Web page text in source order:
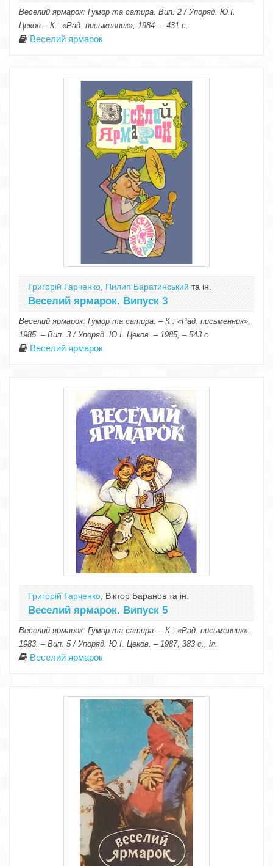
Веселий ярмарок: Гумор та сатира. Вип. 2 / Упоряд. Ю.І.
Цеков – К.: «Рад. письменник», 1984. – 431 с.
Веселий ярмарок
Григорій Гарченко Пилип Баратинський та ін.
Веселий ярмарок. Випуск 3
Веселий ярмарок: Гумор та сатира. – К.: «Рад. письменник»,
1985. – Вип. 3 / Упоряд. Ю.І. Цеков. – 1985, – 543 с.
Веселий ярмарок
Григорій Гарченко , Віктор Баранов та ін.
Веселий ярмарок. Випуск 5
Веселий ярмарок: Гумор та сатира. – К.: «Рад. письменник»,
1983. – Вип. 5 / Упоряд. Ю.І. Цеков. – 1987, 383 с., іл.
Веселий ярмарок